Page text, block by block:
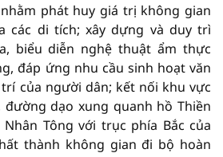
phát huy giá trị không gian
các di tích; xây dựng và duy trì
biểu diễn nghệ thuật ẩm thực
đáp ứng nhu cầu sinh hoạt văn
của người dân; kết nối khu vực
đường dạo xung quanh hồ Thiền
Tông với trục phía Bắc của
thành không gian đi bộ hoàn